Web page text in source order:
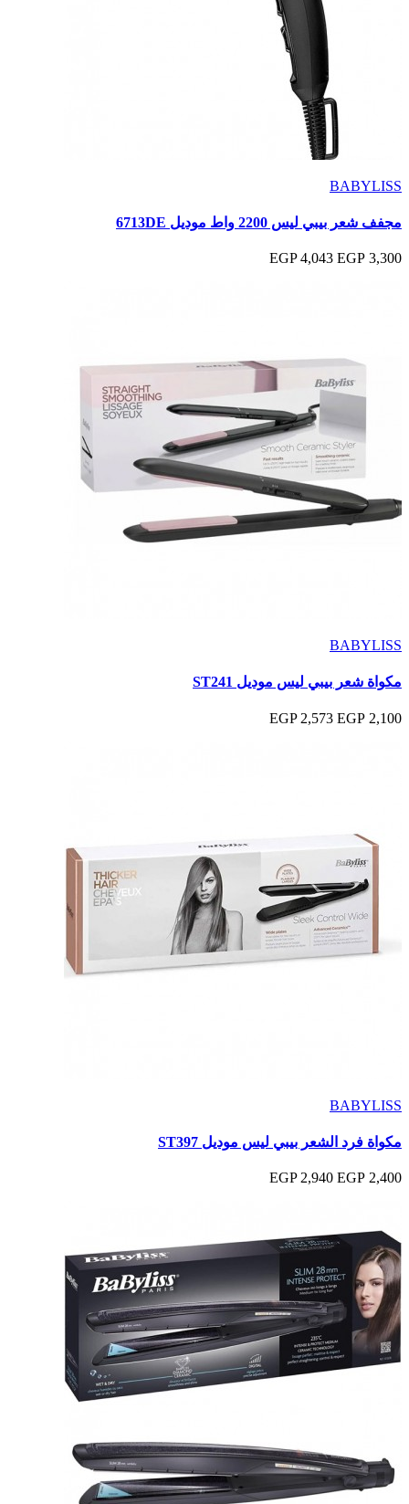
BABYLISS
مجفف شعر بيبي ليس 2200 واط موديل 6713DE
3,300 EGP
4,043 EGP
BABYLISS
مكواة شعر بيبي ليس موديل ST241
2,100 EGP
2,573 EGP
BABYLISS
مكواة فرد الشعر بيبي ليس موديل ST397
2,400 EGP
2,940 EGP